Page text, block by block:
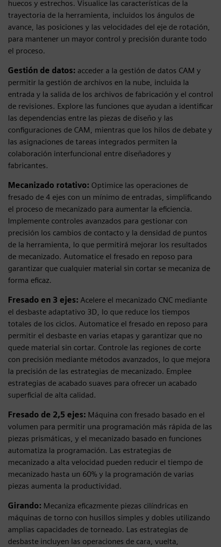
huecos y estrechos. Visualice las características de la
trayectoria de la herramienta, incluidos los ángulos de
avance, las posiciones y las velocidades del eje de rotación,
para mantener un mayor control y precisión durante todo
el proceso.
Gestión de datos: acceder a la gestión de datos CAM y
permitir la gestión de archivos en la nube, incluida la
entrada y la salida de los archivos de fabricación y el control
de revisiones. Explore las funciones que ayudan a identificar
las dependencias entre las piezas de diseño y las
configuraciones de CAM, mientras que los hilos de debate y
las asignaciones de tareas integrados permiten la
colaboración interfuncional entre diseñadores y
fabricantes.
Mecanizado rotativo: Optimice las operaciones de
fresado de 4 ejes con un mínimo de entradas, simplificando
el proceso de mecanizado para aumentar la eficiencia.
Implemente controles avanzados para gestionar con
precisión los cambios de contacto y la densidad de puntos
de la herramienta, lo que permitirá mejorar los resultados
de mecanizado. Automatice el fresado en reposo para
garantizar que cualquier material sin cortar se mecaniza de
forma eficaz.
Fresado en 3 ejes: Acelere el mecanizado CNC mediante
el desbaste adaptativo 3D, lo que reduce los tiempos
totales de los ciclos. Automatice el fresado en reposo para
permitir el desbaste en varias etapas y garantizar que no
quede material sin cortar. Controle las regiones de corte
con precisión mediante métodos avanzados, lo que mejora
la precisión de las estrategias de mecanizado. Emplee
estrategias de acabado suaves para ofrecer un acabado
superficial de alta calidad.
Fresado de 2,5 ejes: Máquina con fresado basado en el
volumen para permitir una programación más rápida de las
piezas prismáticas, y el mecanizado basado en funciones
automatiza la programación. Las estrategias de
mecanizado a alta velocidad pueden reducir el tiempo de
mecanizado hasta un 60% y la programación de varias
piezas aumenta la productividad.
Girando: Mecaniza eficazmente piezas cilíndricas en
máquinas de torno con husillos simples y dobles utilizando
amplias capacidades de torneado. Las estrategias de
desbaste incluyen las operaciones de cara, vuelta,